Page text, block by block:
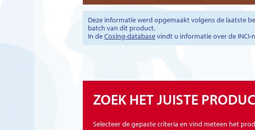
Deze informatie werd opgemaakt volgens de laatste
batch van dit product.
In deCosing-databasevindt u informatie over de
ZOEK HET JUISTE
Selecteer de gepaste criteria en vind meteen het